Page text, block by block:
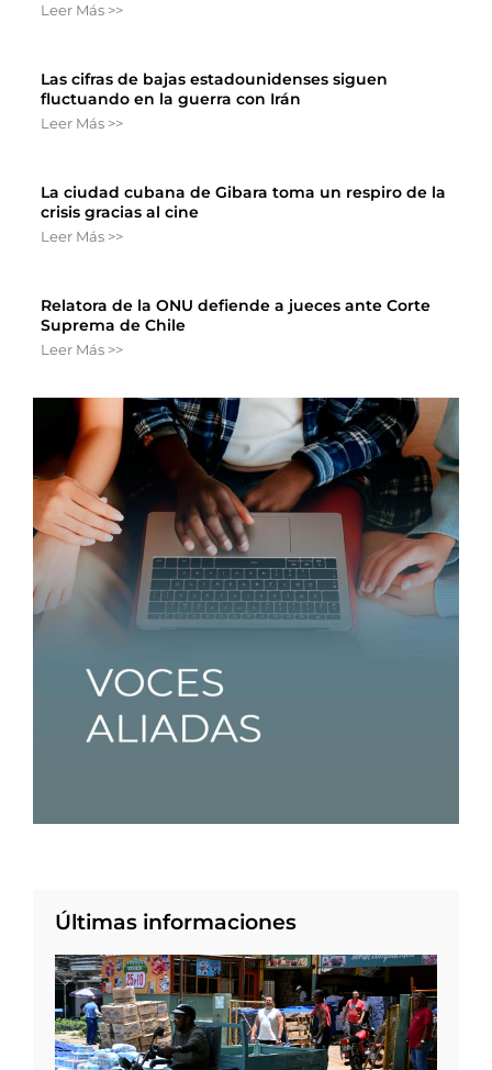
Leer Más >>
Las cifras de bajas estadounidenses siguen
fluctuando en la guerra con Irán
Leer Más >>
La ciudad cubana de Gibara toma un respiro de la
crisis gracias al cine
Leer Más >>
Relatora de la ONU defiende a jueces ante Corte
Suprema de Chile
Leer Más >>
Últimas informaciones